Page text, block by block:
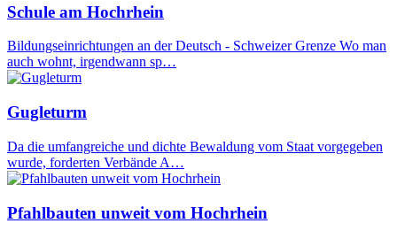
Schule am Hochrhein
Bildungseinrichtungen an der Deutsch - Schweizer Grenze Wo man
auch wohnt, irgendwann sp…
Gugleturm
Da die umfangreiche und dichte Bewaldung vom Staat vorgegeben
wurde, forderten Verbände A…
Pfahlbauten unweit vom Hochrhein